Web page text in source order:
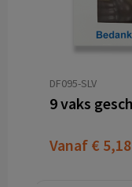
DF095-SLV
Vanaf € 5,18